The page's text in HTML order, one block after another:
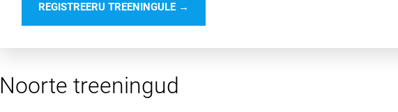
REGISTREERU TREENINGULE →
Noorte treeningud